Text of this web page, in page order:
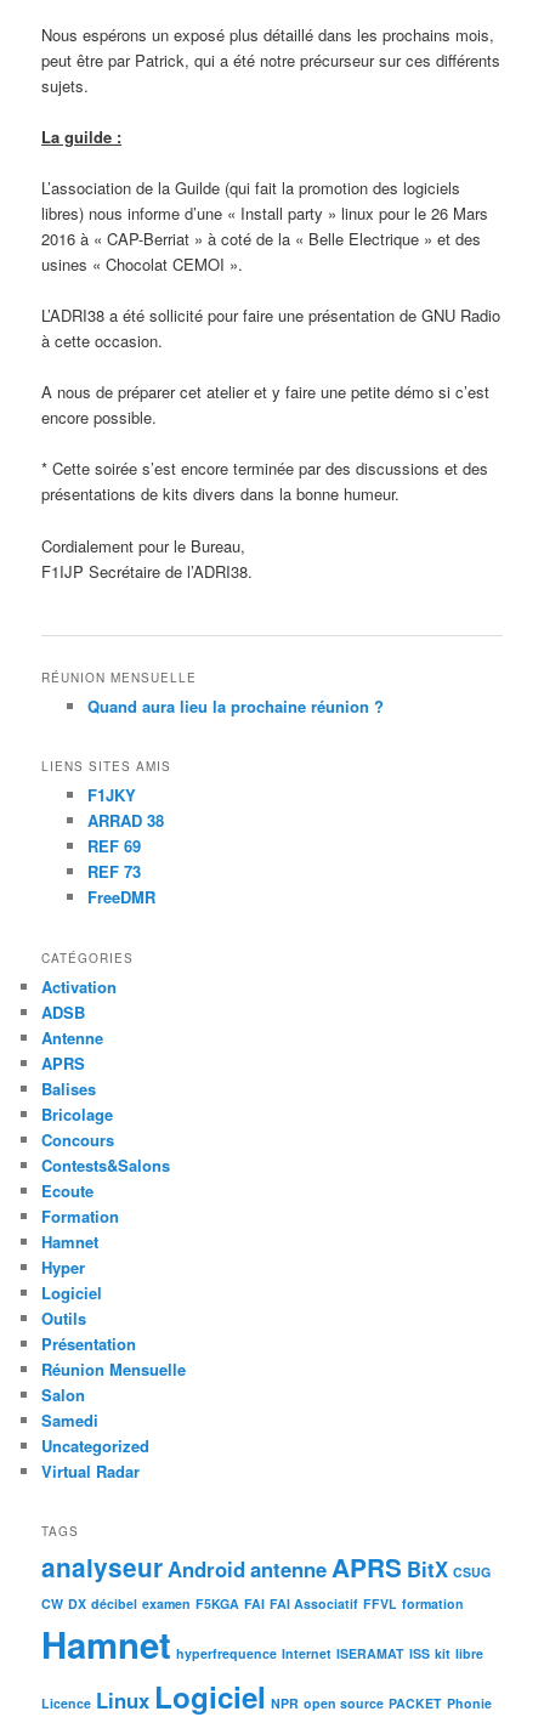
Nous espérons un exposé plus détaillé dans les prochains mois,
peut être par Patrick, qui a été notre précurseur sur ces différents
sujets.
La guilde :
L’association de la Guilde (qui fait la promotion des logiciels
libres) nous informe d’une « Install party » linux pour le 26 Mars
2016 à « CAP-Berriat » à coté de la « Belle Electrique » et des
usines « Chocolat CEMOI ».
L’ADRI38 a été sollicité pour faire une présentation de GNU Radio
à cette occasion.
A nous de préparer cet atelier et y faire une petite démo si c’est
encore possible.
* Cette soirée s’est encore terminée par des discussions et des
présentations de kits divers dans la bonne humeur.
Cordialement pour le Bureau,
F1IJP Secrétaire de l’ADRI38.
RÉUNION MENSUELLE
Quand aura lieu la prochaine réunion ?
LIENS SITES AMIS
F1JKY
ARRAD 38
REF 69
REF 73
FreeDMR
CATÉGORIES
Activation
ADSB
Antenne
APRS
Balises
Bricolage
Concours
Contests&Salons
Ecoute
Formation
Hamnet
Hyper
Logiciel
Outils
Présentation
Réunion Mensuelle
Salon
Samedi
Uncategorized
Virtual Radar
TAGS
analyseurAndroidantenneAPRS BitX CSUG
CW DX décibel examen F5KGA FAI FAI Associatif FFVL formation
Hamnet hyperfrequence Internet ISERAMAT ISS kit libre
Licence Linux Logiciel NPR open source PACKET Phonie